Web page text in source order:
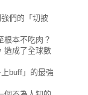
們的「切披
根本不吃肉？
造成了全球數
buff」的最強